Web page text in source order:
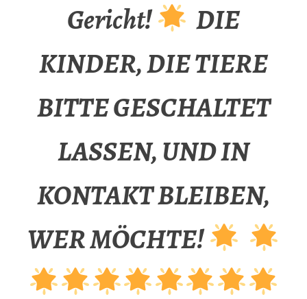
Gericht!
DIE
KINDER, DIE TIERE
BITTE GESCHALTET
LASSEN, UND IN
KONTAKT BLEIBEN,
WER MÖCHTE!